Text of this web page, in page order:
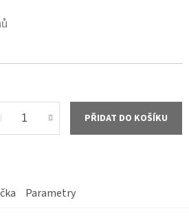
PŘIDAT DO KOŠÍKU
Parametry